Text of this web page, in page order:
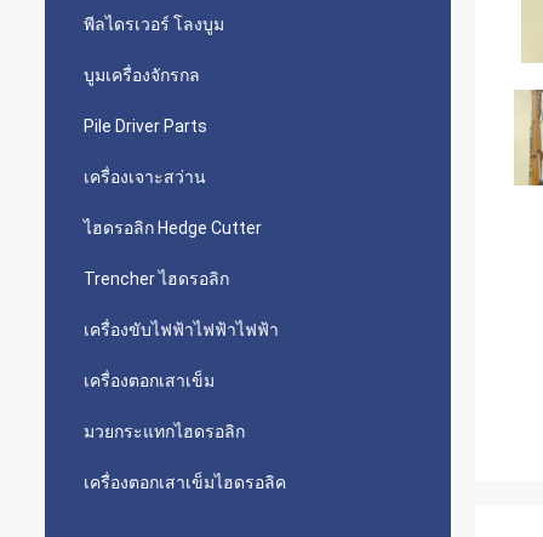
พีลไดรเวอร์ โลงบูม
บูมเครื่องจักรกล
Pile Driver Parts
เครื่องเจาะสว่าน
ไฮดรอลิก Hedge Cutter
Trencher ไฮดรอลิก
เครื่องขับไฟฟ้าไฟฟ้าไฟฟ้า
เครื่องตอกเสาเข็ม
มวยกระแทกไฮดรอลิก
เครื่องตอกเสาเข็มไฮดรอลิค